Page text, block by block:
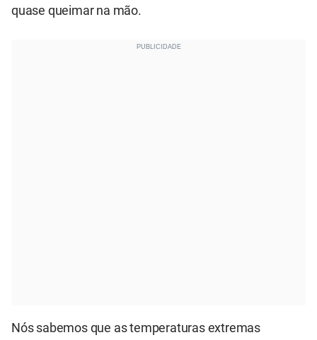
quase queimar na mão.
Nós sabemos que as temperaturas extremas